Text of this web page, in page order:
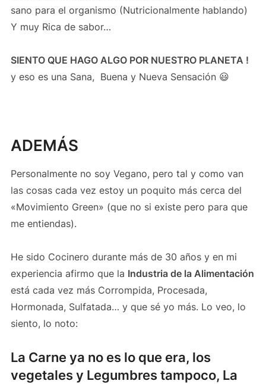
sano para el organismo (Nutricionalmente hablando)
Y muy Rica de sabor…
SIENTO QUE HAGO ALGO POR NUESTRO PLANETA !
y eso es una Sana, Buena y Nueva Sensación 😃
ADEMÁS
Personalmente no soy Vegano, pero tal y como van
las cosas cada vez estoy un poquito más cerca del
«Movimiento Green» (que no si existe pero para que
me entiendas).
He sido Cocinero durante más de 30 años y en mi
experiencia afirmo que la Industria de la Alimentación
está cada vez más Corrompida, Procesada,
Hormonada, Sulfatada… y que sé yo más. Lo veo, lo
siento, lo noto:
La Carne ya no es lo que era, los
vegetales y Legumbres tampoco, La